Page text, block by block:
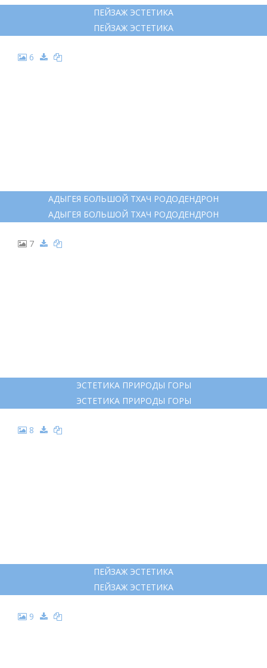
ПЕЙЗАЖ ЭСТЕТИКА
ПЕЙЗАЖ ЭСТЕТИКА
6
АДЫГЕЯ БОЛЬШОЙ ТХАЧ РОДОДЕНДРОН
АДЫГЕЯ БОЛЬШОЙ ТХАЧ РОДОДЕНДРОН
7
ЭСТЕТИКА ПРИРОДЫ ГОРЫ
ЭСТЕТИКА ПРИРОДЫ ГОРЫ
8
ПЕЙЗАЖ ЭСТЕТИКА
ПЕЙЗАЖ ЭСТЕТИКА
9